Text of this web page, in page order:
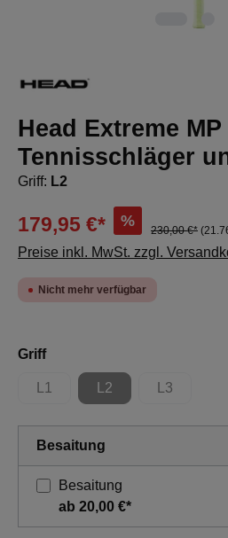
Head Extreme
Tennisschläger
Griff: L2
179,95 €* %
230,00 €*
Preise inkl. MwSt. zzgl.
Nicht mehr verfügbar
Griffauswählen
L1
(Diese Option ist zurzeit nicht
L2
(Diese Option ist
L3
(Diese
Besaitung
Besaitung
ab 20,00 €*